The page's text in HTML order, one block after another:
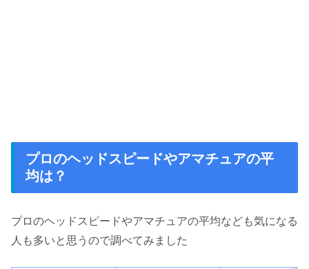
プロのヘッドスピードやアマチュアの平
均は？
プロのヘッドスピードやアマチュアの平均なども気になる
人も多いと思うので調べてみました